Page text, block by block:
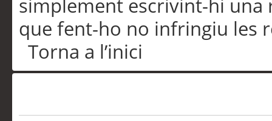
simplement escrivint-hi una
que fent-ho no infringiu les
Torna a l’inici